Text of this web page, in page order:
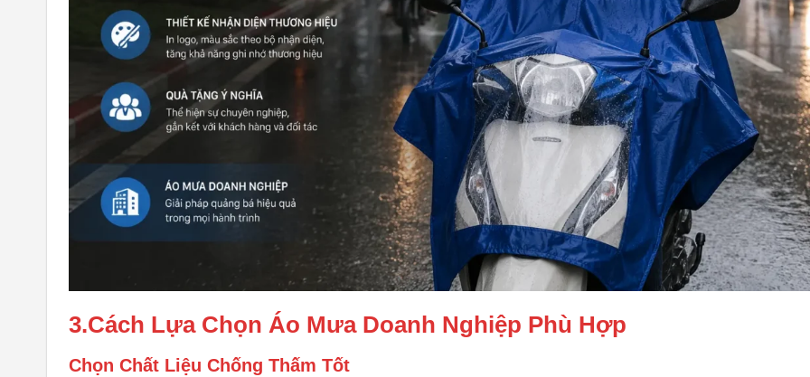
3.Cách Lựa Chọn Áo Mưa Doanh Nghiệp Phù Hợp
Chọn Chất Liệu Chống Thấm Tốt